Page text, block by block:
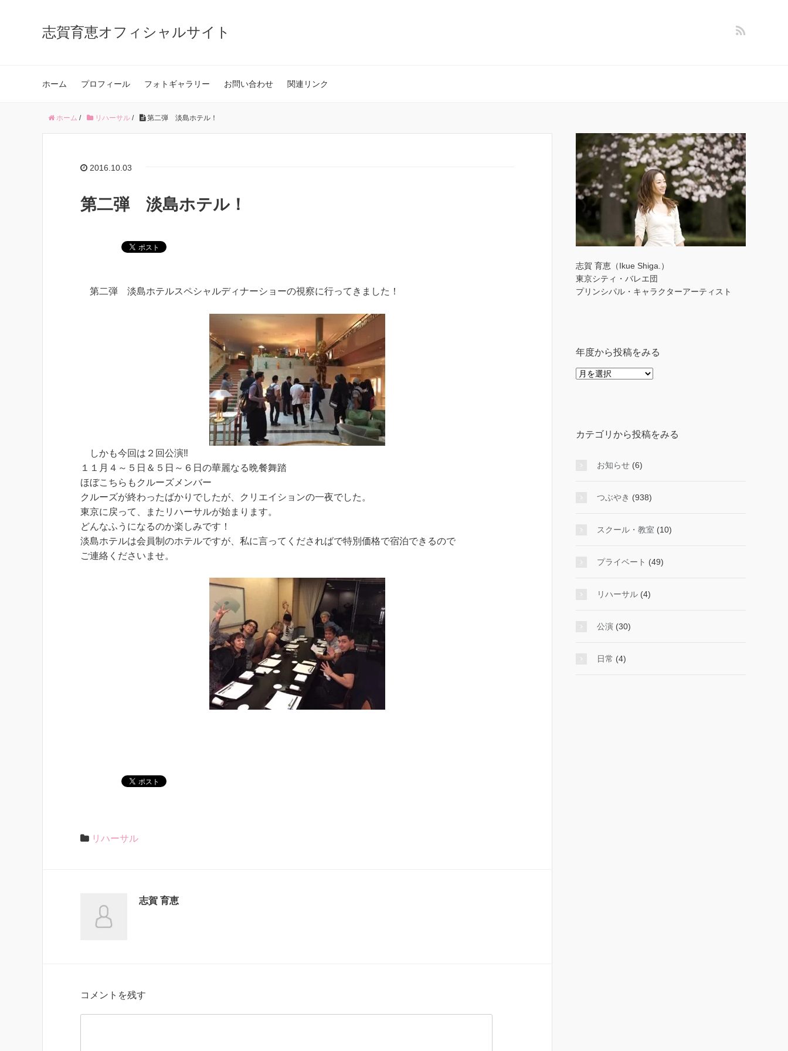
志賀育恵オフィシャルサイト
ホーム プロフィール フォトギャラリー お問い合わせ 関連リンク
ホーム / リハーサル / 第二弾 淡島ホテル！
2016.10.03
第二弾 淡島ホテル！
第二弾 淡島ホテルスペシャルディナーショーの視察に行ってきました！
しかも今回は２回公演‼
１１月４～５日＆５日～６日の華麗なる晩餐舞踏
ほぼこちらもクルーズメンバー
クルーズが終わったばかりでしたが、クリエイションの一夜でした。
東京に戻って、またリハーサルが始まります。
どんなふうになるのか楽しみです！
淡島ホテルは会員制のホテルですが、私に言ってくださればで特別価格で宿泊できるので
ご連絡くださいませ。
リハーサル
志賀 育恵
コメントを残す
志賀 育恵（Ikue Shiga.）
東京シティ・バレエ団
プリンシパル・キャラクターアーティスト
年度から投稿をみる
年
稿
み
カテゴリから投稿をみる
お知らせ (6)
つぶやき (938)
スクール・教室 (10)
プライベート (49)
リハーサル (4)
公演 (30)
日常 (4)